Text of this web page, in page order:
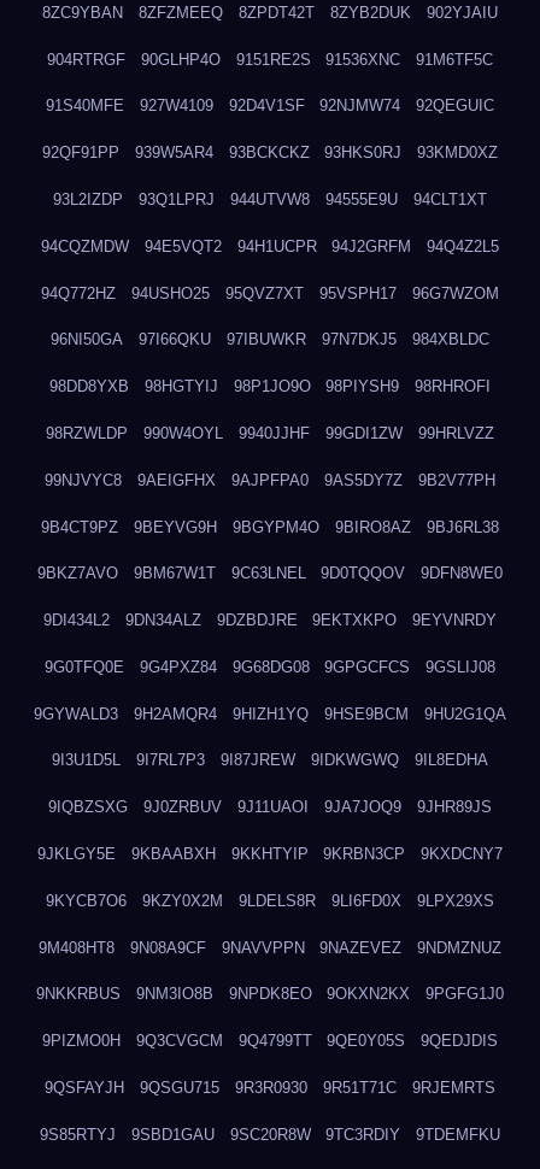
8ZC9YBAN 8ZFZMEEQ 8ZPDT42T 8ZYB2DUK 902YJAIU
904RTRGF 90GLHP4O 9151RE2S 91536XNC 91M6TF5C
91S40MFE 927W4109 92D4V1SF 92NJMW74 92QEGUIC
92QF91PP 939W5AR4 93BCKCKZ 93HKS0RJ 93KMD0XZ
93L2IZDP 93Q1LPRJ 944UTVW8 94555E9U 94CLT1XT
94CQZMDW 94E5VQT2 94H1UCPR 94J2GRFM 94Q4Z2L5
94Q772HZ 94USHO25 95QVZ7XT 95VSPH17 96G7WZOM
96NI50GA 97I66QKU 97IBUWKR 97N7DKJ5 984XBLDC
98DD8YXB 98HGTYIJ 98P1JO9O 98PIYSH9 98RHROFI
98RZWLDP 990W4OYL 9940JJHF 99GDI1ZW 99HRLVZZ
99NJVYC8 9AEIGFHX 9AJPFPA0 9AS5DY7Z 9B2V77PH
9B4CT9PZ 9BEYVG9H 9BGYPM4O 9BIRO8AZ 9BJ6RL38
9BKZ7AVO 9BM67W1T 9C63LNEL 9D0TQQOV 9DFN8WE0
9DI434L2 9DN34ALZ 9DZBDJRE 9EKTXKPO 9EYVNRDY
9G0TFQ0E 9G4PXZ84 9G68DG08 9GPGCFCS 9GSLIJ08
9GYWALD3 9H2AMQR4 9HIZH1YQ 9HSE9BCM 9HU2G1QA
9I3U1D5L 9I7RL7P3 9I87JREW 9IDKWGWQ 9IL8EDHA
9IQBZSXG 9J0ZRBUV 9J11UAOI 9JA7JOQ9 9JHR89JS
9JKLGY5E 9KBAABXH 9KKHTYIP 9KRBN3CP 9KXDCNY7
9KYCB7O6 9KZY0X2M 9LDELS8R 9LI6FD0X 9LPX29XS
9M408HT8 9N08A9CF 9NAVVPPN 9NAZEVEZ 9NDMZNUZ
9NKKRBUS 9NM3IO8B 9NPDK8EO 9OKXN2KX 9PGFG1J0
9PIZMO0H 9Q3CVGCM 9Q4799TT 9QE0Y05S 9QEDJDIS
9QSFAYJH 9QSGU715 9R3R0930 9R51T71C 9RJEMRTS
9S85RTYJ 9SBD1GAU 9SC20R8W 9TC3RDIY 9TDEMFKU